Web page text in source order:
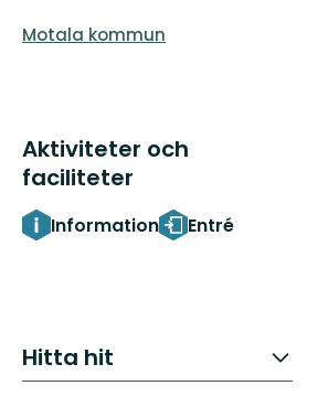
Motala kommun
Aktiviteter och
faciliteter
Information Entré
Hitta hit